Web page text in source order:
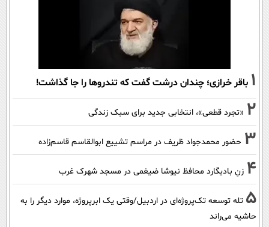
1 باقر خرازی؛ چندان درشت گفت که تندروها را جا گذاشت!
2 «تجرد قطعی»، انتخابی جدید برای سبک زندگی
3 حضور محمدجواد ظریف در مراسم تشییع ابوالقاسم قاسم‌زاده
4 زنِ بادیگارد محافظ نیوشا ضیغمی در مسجد شهرک غرب
5 تله توسعه تک‌پروژه‌ای در اردبیل/وقتی یک ابرپروژه، موارد دیگر را به
حاشیه می‌راند